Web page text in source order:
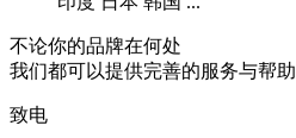
不论你的品牌在何处
我们都可以提供完善的服务与帮助
致电